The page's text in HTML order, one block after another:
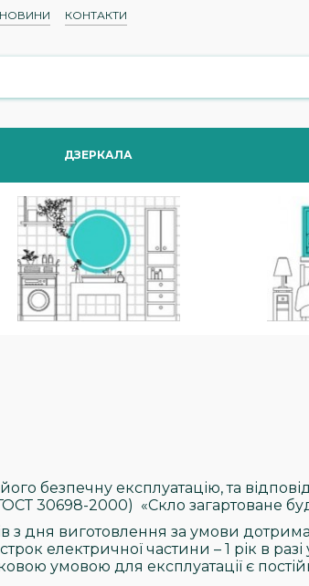
НОВИНИ КОНТАКТИ
ДЗЕРКАЛА
безпечну експлуатацію, та
30698-2000) «Скло загартоване
з дня виготовлення за умови
електричної частини – 1 рік в
умовою для експлуатації є